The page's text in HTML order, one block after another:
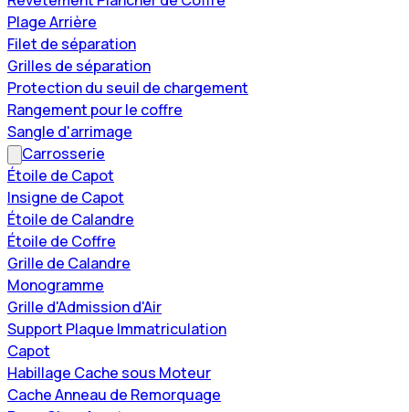
Plage Arrière
Filet de séparation
Grilles de séparation
Protection du seuil de chargement
Rangement pour le coffre
Sangle d'arrimage
Carrosserie
Étoile de Capot
Insigne de Capot
Étoile de Calandre
Étoile de Coffre
Grille de Calandre
Monogramme
Grille d'Admission d'Air
Support Plaque Immatriculation
Capot
Habillage Cache sous Moteur
Cache Anneau de Remorquage